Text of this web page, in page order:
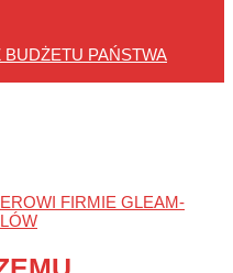
PAŃSTWA
FIRMIE GLEAM-